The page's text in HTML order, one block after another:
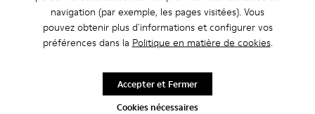
navigation (par exemple, les pages visitées). Vous
pouvez obtenir plus d'informations et configurer vos
préférences dans la Politique en matière de cookies.
Cookies nécessaires
Accepter et Fermer
Soldes : -10 % supplémentaires
vous profiterez d’avantages exclusifs, notamment de
réductions, d’accès en avant-première et d’invitations à des